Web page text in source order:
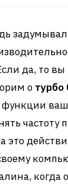
да, то вы
о турбо
частоту
это
когда